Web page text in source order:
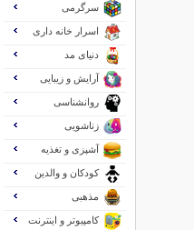
سرگرمی
اسرار خانه داری
دنیای مد
آرایش و زیبایی
روانشناسی
زناشویی
آشپزی و تغذیه
کودکان و والدین
مذهبی
کامپیوتر و اینترنت